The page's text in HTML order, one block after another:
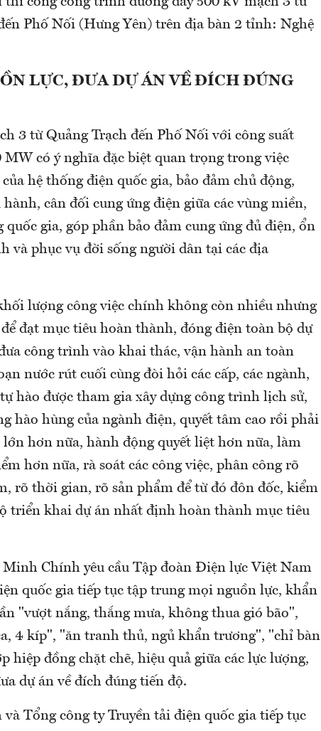
Phố Nối (Hưng Yên) trên địa bàn 2 tỉnh: Nghệ
LỰC, ĐƯA DỰ ÁN VỀ ĐÍCH ĐÚNG
3 từ Quảng Trạch đến Phố Nối với công suất
có ý nghĩa đặc biệt quan trọng trong việc
hệ thống điện quốc gia, bảo đảm chủ động,
cân đối cung ứng điện giữa các vùng miền,
gia, góp phần bảo đảm cung ứng đủ điện, ổn
và phục vụ đời sống người dân tại các địa
lượng công việc chính không còn nhiều nhưng
đạt mục tiêu hoàn thành, đóng điện toàn bộ dự
công trình vào khai thác, vận hành an toàn
nước rút cuối cùng đòi hỏi các cấp, các ngành,
hào được tham gia xây dựng công trình lịch sử,
hào hùng của ngành điện, quyết tâm cao rồi phải
lớn hơn nữa, hành động quyết liệt hơn nữa, làm
hơn nữa, rà soát các công việc, phân công rõ
rõ thời gian, rõ sản phẩm để từ đó đôn đốc, kiểm
triển khai dự án nhất định hoàn thành mục tiêu
Chính yêu cầu Tập đoàn Điện lực Việt Nam
quốc gia tiếp tục tập trung mọi nguồn lực, khẩn
"vượt nắng, thắng mưa, không thua gió bão",
4 kíp", "ăn tranh thủ, ngủ khẩn trương", "chỉ bàn
hiệp đồng chặt chẽ, hiệu quả giữa các lực lượng,
dự án về đích đúng tiến độ.
Tổng công ty Truyền tải điện quốc gia tiếp tục